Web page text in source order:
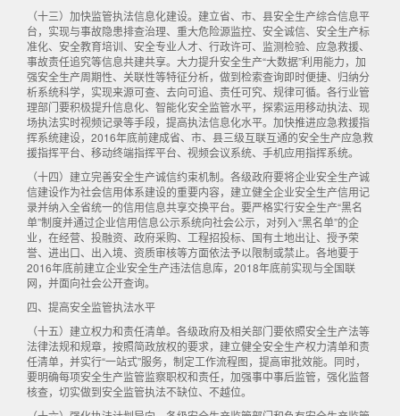
（十三）加快监管执法信息化建设。建立省、市、县安全生产综合信息平
台，实现与事故隐患排查治理、重大危险源监控、安全诚信、安全生产标
准化、安全教育培训、安全专业人才、行政许可、监测检验、应急救援、
事故责任追究等信息共建共享。大力提升安全生产“大数据”利用能力，加
强安全生产周期性、关联性等特征分析，做到检索查询即时便捷、归纳分
析系统科学，实现来源可查、去向可追、责任可究、规律可循。各行业管
理部门要积极提升信息化、智能化安全监管水平，探索运用移动执法、现
场执法实时视频记录等手段，提高执法信息化水平。加快推进应急救援指
挥系统建设，2016年底前建成省、市、县三级互联互通的安全生产应急救
援指挥平台、移动终端指挥平台、视频会议系统、手机应用指挥系统。
（十四）建立完善安全生产诚信约束机制。各级政府要将企业安全生产诚
信建设作为社会信用体系建设的重要内容，建立健全企业安全生产信用记
录并纳入全省统一的信用信息共享交换平台。要严格实行安全生产“黑名
单”制度并通过企业信用信息公示系统向社会公示，对列入“黑名单”的企
业，在经营、投融资、政府采购、工程招投标、国有土地出让、授予荣
誉、进出口、出入境、资质审核等方面依法予以限制或禁止。各地要于
2016年底前建立企业安全生产违法信息库，2018年底前实现与全国联
网，并面向社会公开查询。
四、提高安全监管执法水平
（十五）建立权力和责任清单。各级政府及相关部门要依照安全生产法等
法律法规和规章，按照简政放权的要求，建立健全安全生产权力清单和责
任清单，并实行“一站式”服务，制定工作流程图，提高审批效能。同时，
要明确每项安全生产监管监察职权和责任，加强事中事后监管，强化监督
核查，切实做到安全监管执法不缺位、不越位。